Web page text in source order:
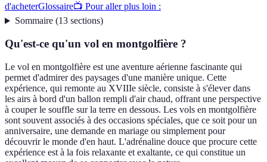
d'acheterGlossaire📺 Pour aller plus loin :
Sommaire(13 sections)
Qu'est-ce qu'un vol en montgolfière ?
Le vol en montgolfière est une aventure aérienne fascinante qui
permet d'admirer des paysages d'une manière unique. Cette
expérience, qui remonte au XVIIIe siècle, consiste à s'élever dans
les airs à bord d'un ballon rempli d'air chaud, offrant une perspective
à couper le souffle sur la terre en dessous. Les vols en montgolfière
sont souvent associés à des occasions spéciales, que ce soit pour un
anniversaire, une demande en mariage ou simplement pour
découvrir le monde d'en haut. L'adrénaline douce que procure cette
expérience est à la fois relaxante et exaltante, ce qui constitue un